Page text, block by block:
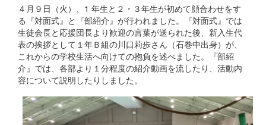
４月９日（火）、1 年生と２・３年生が初めて顔合わせをす
る『対面式』と『部紹介』が行われました。『対面式』では
生徒会長と応援団長より歓迎の言葉が送られた後、新入生代
表の挨拶として１年Ｂ組の川口莉歩さん（石巻中出身）が、
これからの学校生活へ向けての抱負を述べました。『部紹
介』では、各部より１分程度の紹介動画を流したり、活動内
容について説明したりしました。